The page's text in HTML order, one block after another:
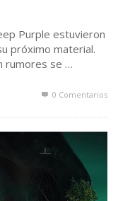
Purple estuvieron
próximo material.
rumores se …
0 Comentarios